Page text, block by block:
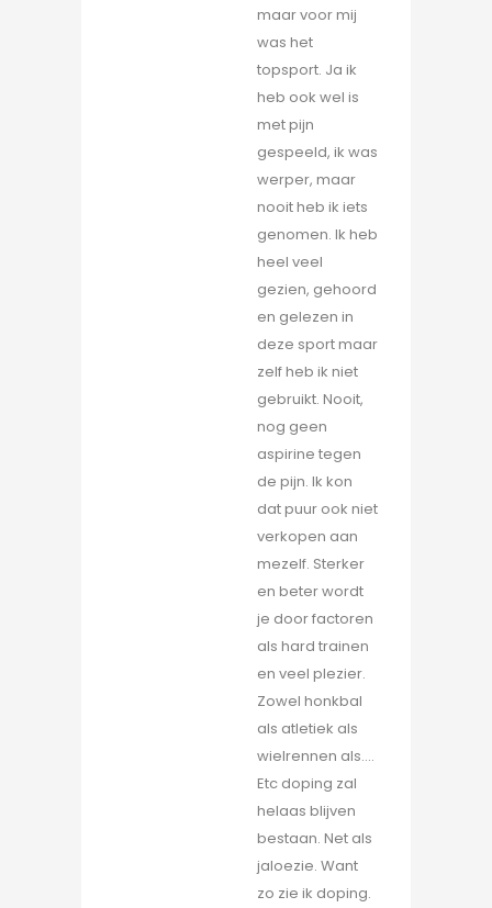
maar voor mij
was het
topsport. Ja ik
heb ook wel is
met pijn
gespeeld, ik was
werper, maar
nooit heb ik iets
genomen. Ik heb
heel veel
gezien, gehoord
en gelezen in
deze sport maar
zelf heb ik niet
gebruikt. Nooit,
nog geen
aspirine tegen
de pijn. Ik kon
dat puur ook niet
verkopen aan
mezelf. Sterker
en beter wordt
je door factoren
als hard trainen
en veel plezier.
Zowel honkbal
als atletiek als
wielrennen als….
Etc doping zal
helaas blijven
bestaan. Net als
jaloezie. Want
zo zie ik doping.